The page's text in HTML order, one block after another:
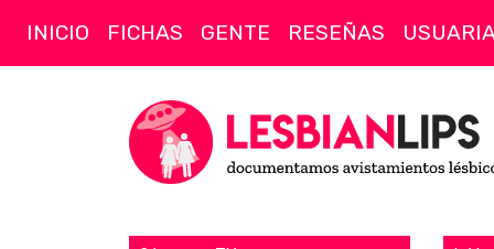
INICIO FICHAS GENTE RESEÑAS